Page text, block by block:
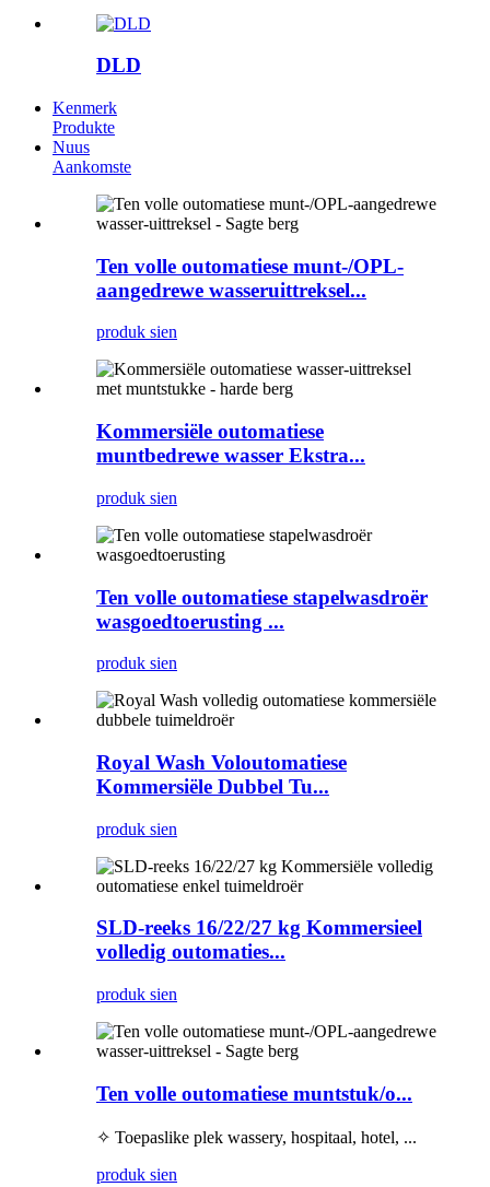
DLD
Kenmerk
Produkte
Nuus
Aankomste
Ten volle outomatiese munt-/OPL-
aangedrewe wasseruittreksel...
produk sien
Kommersiële outomatiese
muntbedrewe wasser Ekstra...
produk sien
Ten volle outomatiese stapelwasdroër
wasgoedtoerusting ...
produk sien
Royal Wash Voloutomatiese
Kommersiële Dubbel Tu...
produk sien
SLD-reeks 16/22/27 kg Kommersieel
volledig outomaties...
produk sien
Ten volle outomatiese muntstuk/o...
✧ Toepaslike plek wassery, hospitaal, hotel, ...
produk sien